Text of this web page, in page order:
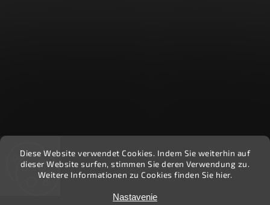
Diese Website verwendet Cookies. Indem Sie weiterhin auf
dieser Website surfen, stimmen Sie deren Verwendung zu.
Weitere Informationen zu Cookies finden Sie hier.
Nastavenie
Recenzie zákazníkov - Heuréka
Ekočlovek. Všetky práva vyhradené.